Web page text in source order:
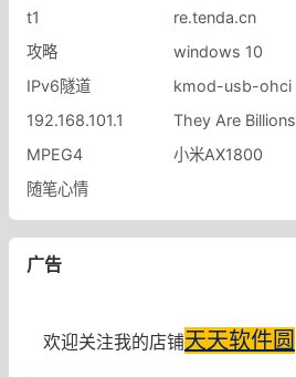
t1
re.tenda.cn
攻略
windows 10
IPv6隧道
kmod-usb-ohci
192.168.101.1
They Are Billions
MPEG4
小米AX1800
随笔心情
广告
欢迎关注我的店铺天天软件圆